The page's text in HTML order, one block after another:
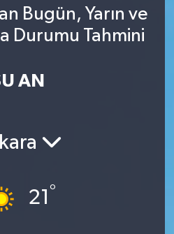
Bugün, Yarın ve
Durumu Tahmini
AN
21°